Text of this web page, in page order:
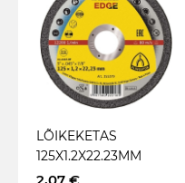
LÕIKEKETAS
125X1.2X22.23MM
"KRONENFLEX"